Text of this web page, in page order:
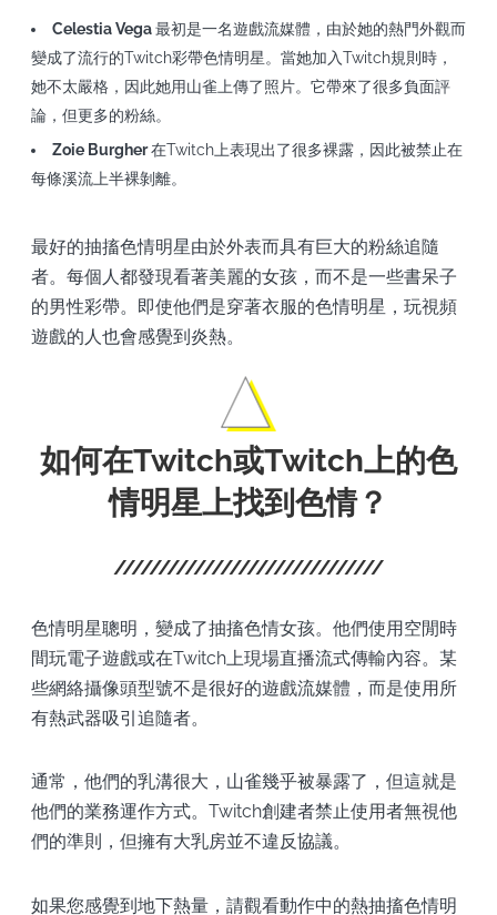
Celestia Vega最初是一名遊戲流媒體，由於她的熱門外觀而
變成了流行的Twitch彩帶色情明星。當她加入Twitch規則時，
她不太嚴格，因此她用山雀上傳了照片。它帶來了很多負面評
論，但更多的粉絲。
Zoie Burgher在Twitch上表現出了很多裸露，因此被禁止在
每條溪流上半裸剝離。
最好的抽搐色情明星由於外表而具有巨大的粉絲追隨
者。每個人都發現看著美麗的女孩，而不是一些書呆子
的男性彩帶。即使他們是穿著衣服的色情明星，玩視頻
遊戲的人也會感覺到炎熱。
如何在Twitch或Twitch上的色
情明星上找到色情？
色情明星聰明，變成了抽搐色情女孩。他們使用空閒時
間玩電子遊戲或在Twitch上現場直播流式傳輸內容。某
些網絡攝像頭型號不是很好的遊戲流媒體，而是使用所
有熱武器吸引追隨者。
通常，他們的乳溝很大，山雀幾乎被暴露了，但這就是
他們的業務運作方式。Twitch創建者禁止使用者無視他
們的準則，但擁有大乳房並不違反協議。
如果您感覺到地下熱量，請觀看動作中的熱抽搐色情明